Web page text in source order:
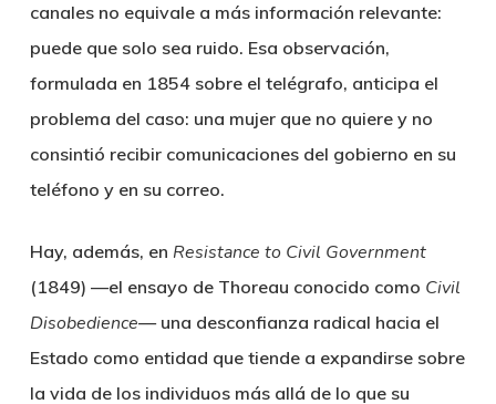
canales no equivale a más información relevante:
puede que solo sea ruido. Esa observación,
formulada en 1854 sobre el telégrafo, anticipa el
problema del caso: una mujer que no quiere y no
consintió recibir comunicaciones del gobierno en su
teléfono y en su correo.
Hay, además, en Resistance to Civil Government
(1849) —el ensayo de Thoreau conocido como Civil
Disobedience— una desconfianza radical hacia el
Estado como entidad que tiende a expandirse sobre
la vida de los individuos más allá de lo que su